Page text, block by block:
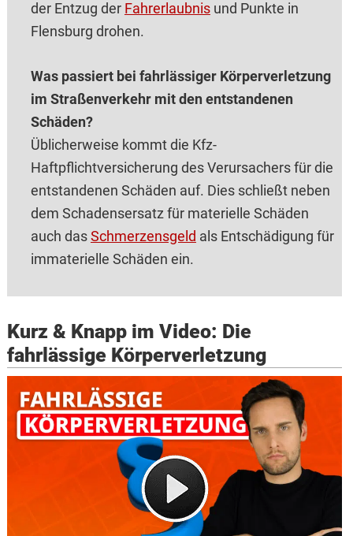
der Entzug der Fahrerlaubnisund Punkte in
Flensburg drohen.
Was passiert bei fahrlässiger Körperverletzung
im Straßenverkehr mit den entstandenen
Schäden?
Üblicherweise kommt die Kfz-
Haftpflichtversicherung des Verursachers für die
entstandenen Schäden auf. Dies schließt neben
dem Schadensersatz für materielle Schäden
auch dasSchmerzensgeld als Entschädigung für
immaterielle Schäden ein.
Kurz & Knapp im Video: Die
fahrlässige Körperverletzung